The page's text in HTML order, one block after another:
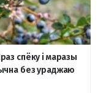
спёку і маразы
без ураджаю